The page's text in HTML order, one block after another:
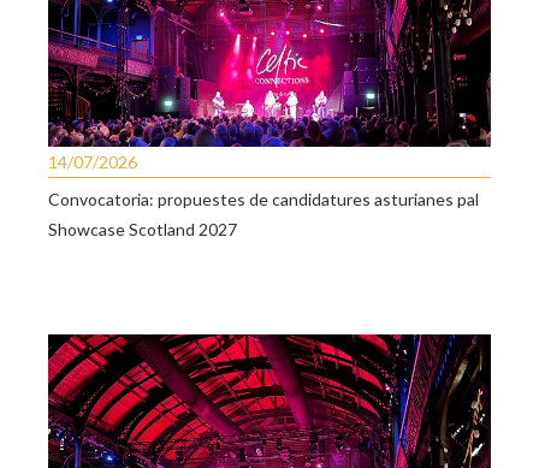
14/07/2026
Convocatoria: propuestes de candidatures asturianes pal
Showcase Scotland 2027